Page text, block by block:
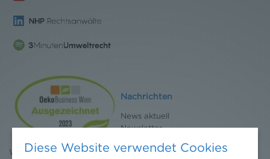
Nachrichten
News aktuell
Newsletter
Willkommen Umweltrecht
Diese Website verwendet Cookies